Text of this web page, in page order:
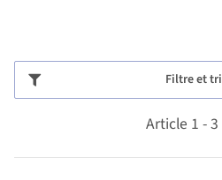
Filtre et tri
Article 1 -